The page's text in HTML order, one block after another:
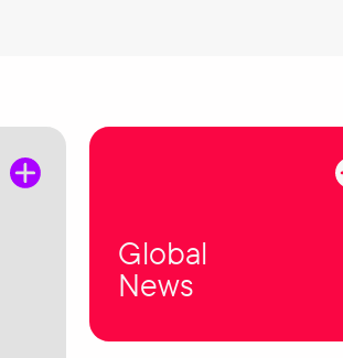
Global
News